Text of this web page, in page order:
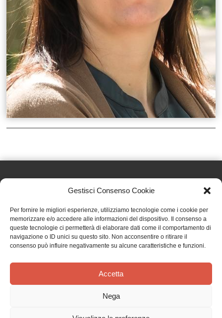
Gestisci Consenso Cookie
Per fornire le migliori esperienze, utilizziamo tecnologie come i cookie per
memorizzare e/o accedere alle informazioni del dispositivo. Il consenso a
queste tecnologie ci permetterà di elaborare dati come il comportamento di
navigazione o ID unici su questo sito. Non acconsentire o ritirare il
consenso può influire negativamente su alcune caratteristiche e funzioni.
Accetta
Nega
Effatà Editrice di Pellegrino Paolo SAS
C.F. e P.IVA 09655250018
Via Tre Denti, 1 - 10060 Cantalupa (TO)
Telefono: (+39) 0121 353452 - Fax: (+39) 0121 353839